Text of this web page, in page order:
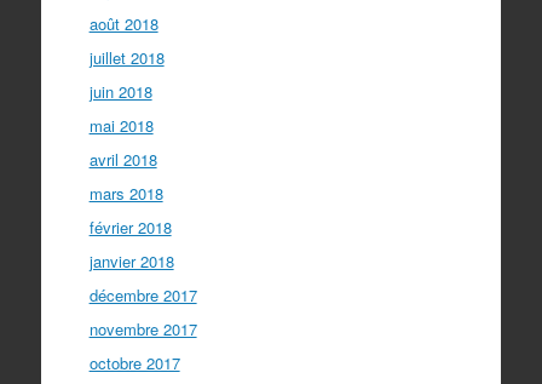
août 2018
juillet 2018
juin 2018
mai 2018
avril 2018
mars 2018
février 2018
janvier 2018
décembre 2017
novembre 2017
octobre 2017